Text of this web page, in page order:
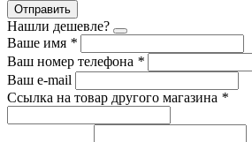
Отправить
Нашли дешевле?
Ваше имя *
Ваш номер телефона *
Ваш e-mail
Ссылка на товар другого магазина *